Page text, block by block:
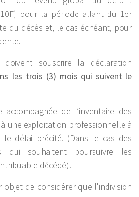
pour la période allant du 1er
du décès et, le cas échéant, pour
souscrire la déclaration
les trois (3) mois qui suivent le
accompagnée de l’inventaire des
une exploitation professionnelle à
le délai précité. (Dans le cas des
qui souhaitent poursuivre les
décédé).
objet de considérer que l'indivision